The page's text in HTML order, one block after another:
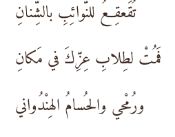
تُقَعقِعُ للنّوائِبِ بالشِّنانِ
فَمُتْ لطِلابِ عِزِّكَ في مَكانِ
ورُمْحي والحُسامُ الهِنْدُواني